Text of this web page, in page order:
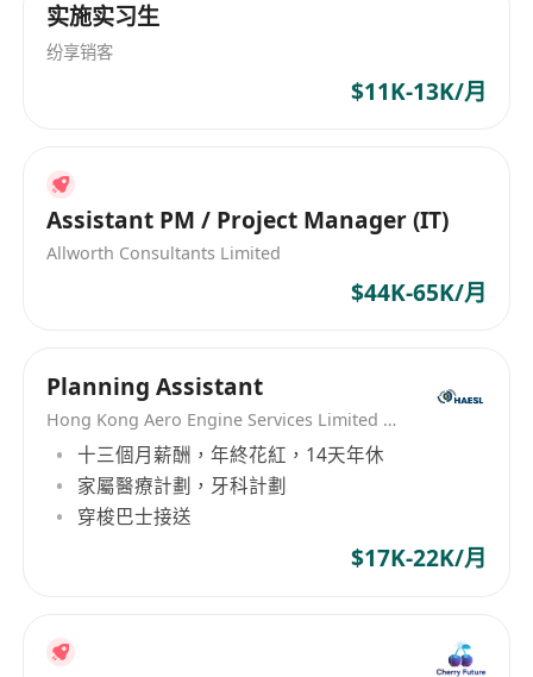
实施实习生
纷享销客
$11K-13K/月
Assistant PM / Project Manager (IT)
Allworth Consultants Limited
$44K-65K/月
Planning Assistant
Hong Kong Aero Engine Services Limited (HAESL)
十三個月薪酬，年終花紅，14天年休
家屬醫療計劃，牙科計劃
穿梭巴士接送
$17K-22K/月